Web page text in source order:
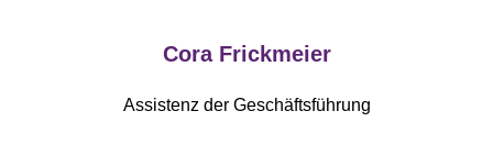
Cora Frickmeier
Assistenz der Geschäftsführung